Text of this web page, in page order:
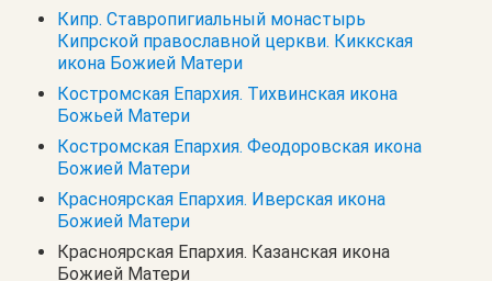
Кипр. Cтавропигиальный монастырь
Кипрской православной церкви. Киккская
икона Божией Матери
Костромская Епархия. Тихвинская икона
Божьей Матери
Костромская Епархия. Феодоровская икона
Божией Матери
Красноярская Епархия. Иверская икона
Божией Матери
Красноярская Епархия. Казанская икона
Божией Матери